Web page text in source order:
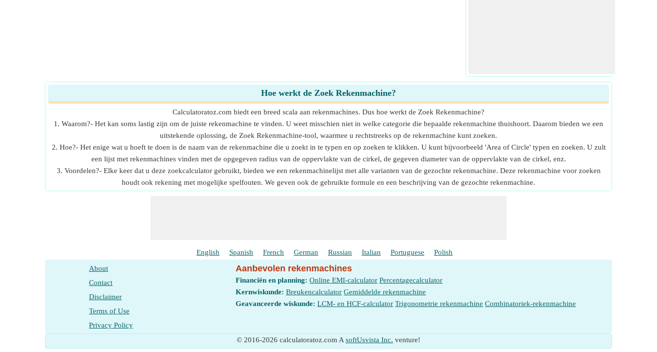
Hoe werkt de Zoek Rekenmachine?
Calculatoratoz.com biedt een breed scala aan rekenmachines. Dus hoe werkt de Zoek Rekenmachine?
1. Waarom?- Het kan soms lastig zijn om de juiste rekenmachine te vinden. U weet misschien niet in welke categorie die bepaalde rekenmachine thuishoort. Daarom bieden we een
uitstekende oplossing, de Zoek Rekenmachine-tool, waarmee u rechtstreeks op de rekenmachine kunt zoeken.
2. Hoe?- Het enige wat u hoeft te doen is de naam van de rekenmachine die u zoekt in te typen en op zoeken te klikken. U kunt bijvoorbeeld 'Area of Circle' typen en zoeken. U zult
een lijst met rekenmachines vinden met de opgegeven radius van de oppervlakte van de cirkel, de gegeven diameter van de oppervlakte van de cirkel, enz.
3. Voordelen?- Elke keer dat u deze zoekcalculator gebruikt, bieden we een rekenmachinelijst met alle varianten van de gezochte rekenmachine. Deze rekenmachine voor zoeken
houdt ook rekening met mogelijke spelfouten. We geven ook de gebruikte formule en een beschrijving van de gezochte rekenmachine.
English Spanish French German Russian Italian Portuguese Polish
About
Contact
Disclaimer
Terms of Use
Privacy Policy
Aanbevolen rekenmachines
Financiën en planning: Online EMI-calculator Percentagecalculator
Kernwiskunde: Breukencalculator Gemiddelde rekenmachine
Geavanceerde wiskunde: LCM- en HCF-calculator Trigonometrie rekenmachine Combinatoriek-rekenmachine
© 2016-2026 calculatoratoz.com A softUsvista Inc. venture!